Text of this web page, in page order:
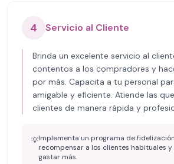
4 Servicio al Cliente
Brinda un excelente servicio al
contentos a los compradores y
por más. Capacita a tu personal
amigable y eficiente. Atiende las
clientes de manera rápida y
💡Implementa un programa de
recompensar a los clientes habituales y
gastar más.